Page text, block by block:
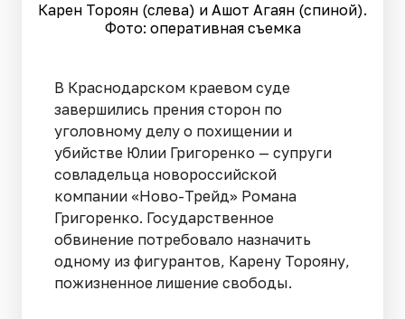
Карен Тороян (слева) и Ашот Агаян (спиной).
Фото: оперативная съемка
В Краснодарском краевом суде
завершились прения сторон по
уголовному делу о похищении и
убийстве Юлии Григоренко — супруги
совладельца новороссийской
компании «Ново-Трейд» Романа
Григоренко. Государственное
обвинение потребовало назначить
одному из фигурантов, Карену Торояну,
пожизненное лишение свободы.